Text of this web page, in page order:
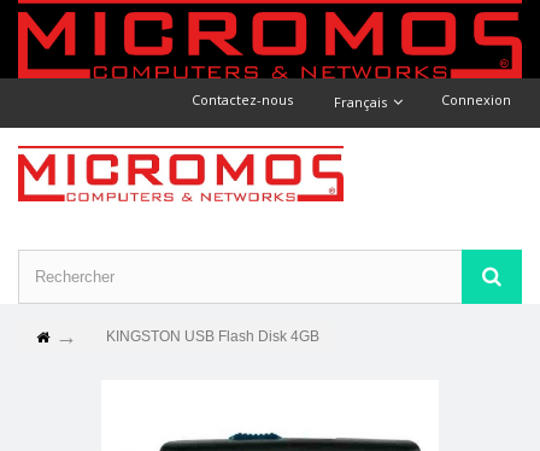
Connexion
Français
Contactez-nous
KINGSTON USB Flash Disk 4GB